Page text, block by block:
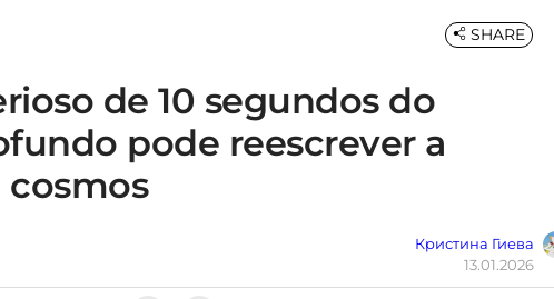
de 10 segundos do
pode reescrever a
Кристина Гиева
13.01.2026
SHARE